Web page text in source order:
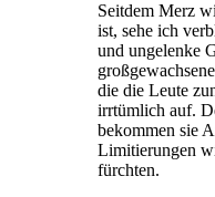
Seitdem Merz
ist, sehe ich
und ungelenke
die die Leute
irrtümlich auf.
bekommen sie
Limitierungen
fürchten.